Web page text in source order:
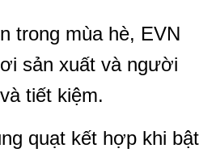
trong mùa hè, EVN
sản xuất và người
tiết kiệm.
quạt kết hợp khi bật